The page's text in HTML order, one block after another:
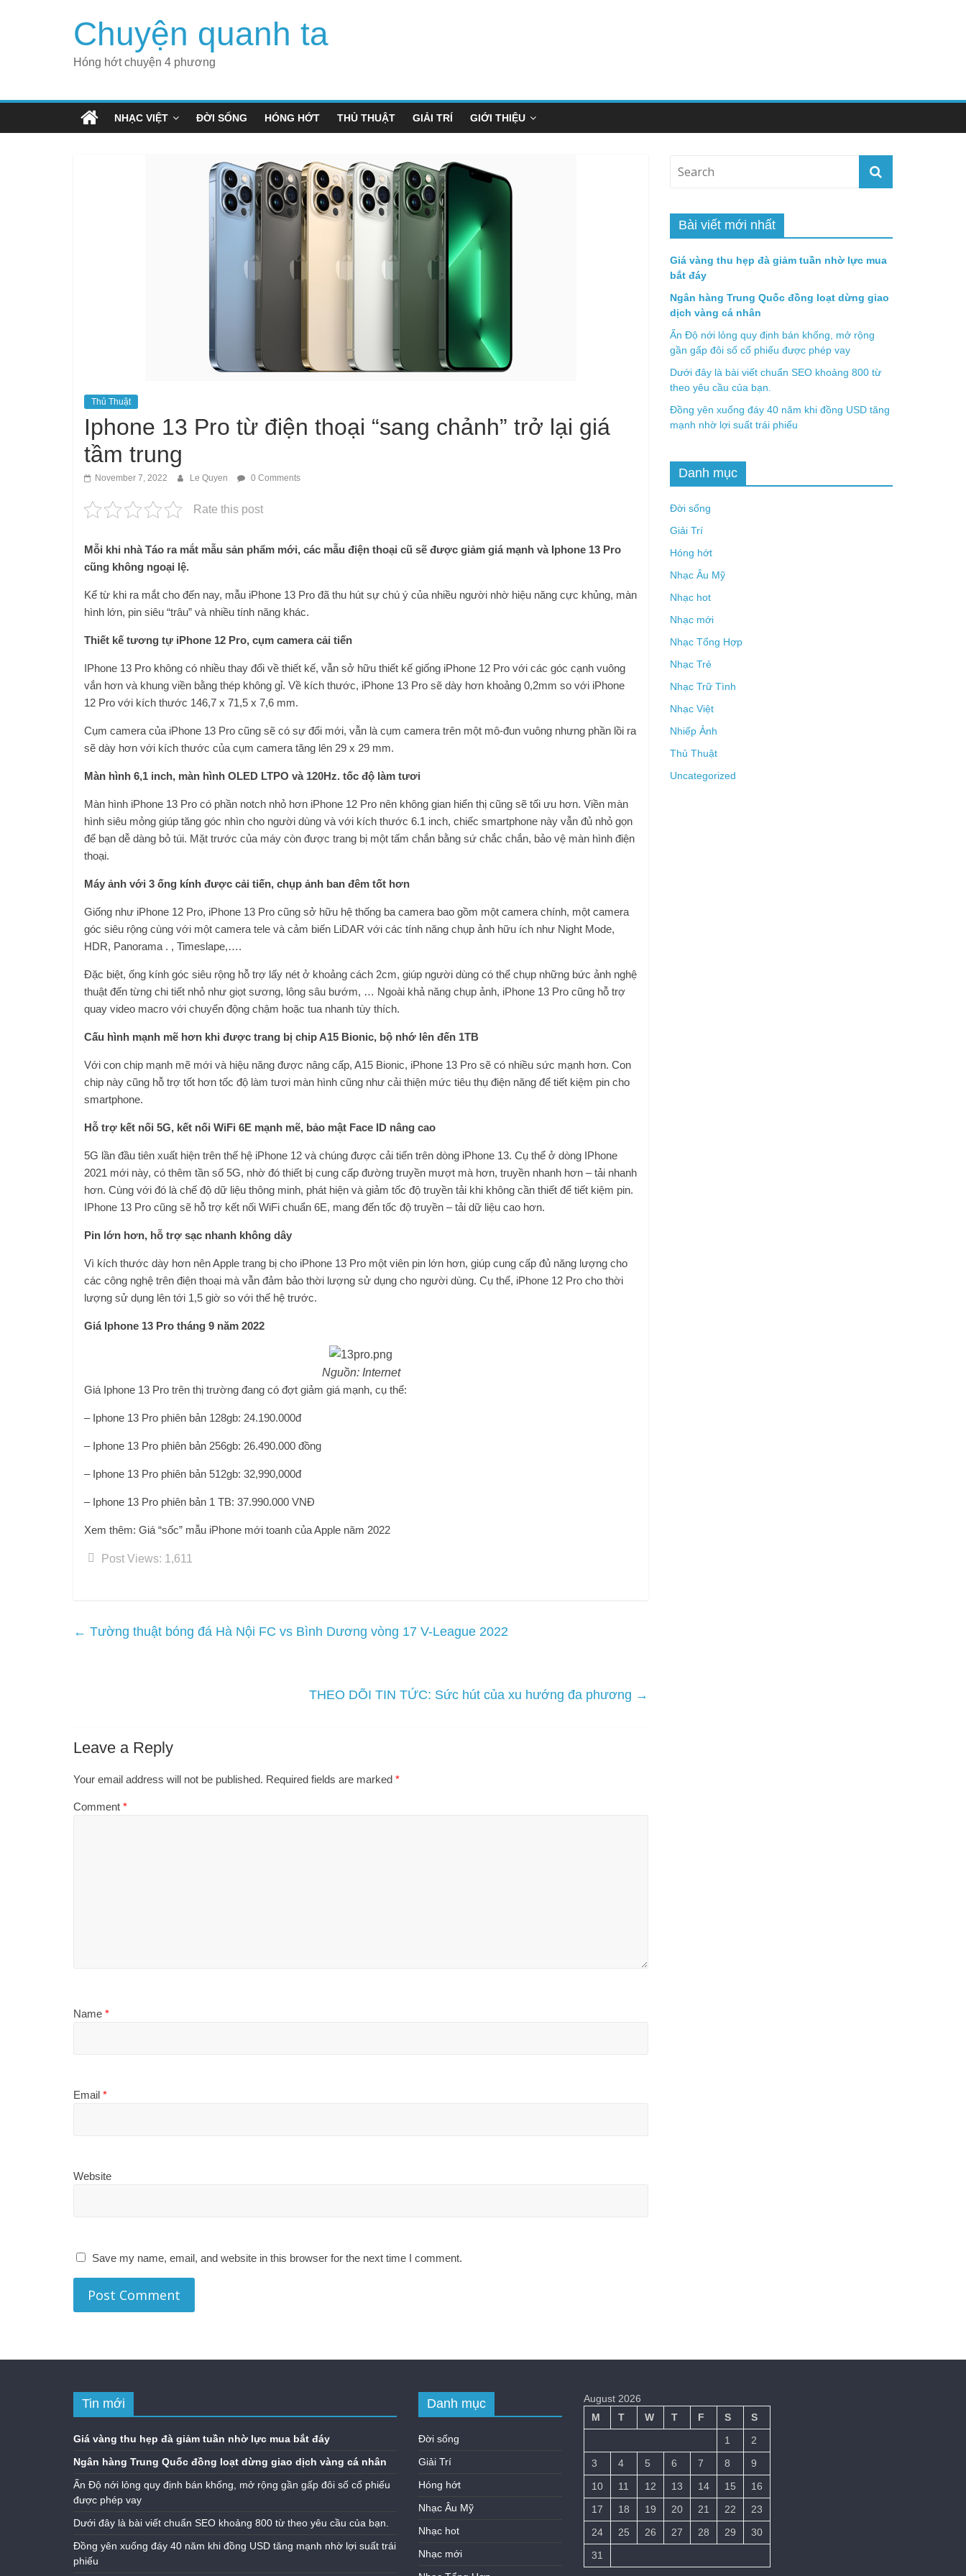
Chuyện quanh ta
Hóng hớt chuyện 4 phương
NHẠC VIỆT ĐỜI SỐNG HÓNG HỚT THỦ THUẬT GIẢI TRÍ GIỚI THIỆU
Thủ Thuật
Iphone 13 Pro từ điện thoại “sang chảnh” trở lại giá
tầm trung
November 7, 2022 Le Quyen 0 Comments
Rate this post
Mỗi khi nhà Táo ra mắt mẫu sản phẩm mới, các mẫu điện thoại cũ sẽ được giảm giá mạnh và Iphone 13 Pro
cũng không ngoại lệ.
Kể từ khi ra mắt cho đến nay, mẫu iPhone 13 Pro đã thu hút sự chú ý của nhiều người nhờ hiệu năng cực khủng, màn
hình lớn, pin siêu “trâu” và nhiều tính năng khác.
Thiết kế tương tự iPhone 12 Pro, cụm camera cải tiến
IPhone 13 Pro không có nhiều thay đổi về thiết kế, vẫn sở hữu thiết kế giống iPhone 12 Pro với các góc cạnh vuông
vắn hơn và khung viền bằng thép không gỉ. Về kích thước, iPhone 13 Pro sẽ dày hơn khoảng 0,2mm so với iPhone
12 Pro với kích thước 146,7 x 71,5 x 7,6 mm.
Cụm camera của iPhone 13 Pro cũng sẽ có sự đổi mới, vẫn là cụm camera trên một mô-đun vuông nhưng phần lồi ra
sẽ dày hơn với kích thước của cụm camera tăng lên 29 x 29 mm.
Màn hình 6,1 inch, màn hình OLED LTPO và 120Hz. tốc độ làm tươi
Màn hình iPhone 13 Pro có phần notch nhỏ hơn iPhone 12 Pro nên không gian hiển thị cũng sẽ tối ưu hơn. Viền màn
hình siêu mỏng giúp tăng góc nhìn cho người dùng và với kích thước 6.1 inch, chiếc smartphone này vẫn đủ nhỏ gọn
để bạn dễ dàng bỏ túi. Mặt trước của máy còn được trang bị một tấm chắn bằng sứ chắc chắn, bảo vệ màn hình điện
thoại.
Máy ảnh với 3 ống kính được cải tiến, chụp ảnh ban đêm tốt hơn
Giống như iPhone 12 Pro, iPhone 13 Pro cũng sở hữu hệ thống ba camera bao gồm một camera chính, một camera
góc siêu rộng cùng với một camera tele và cảm biến LiDAR với các tính năng chụp ảnh hữu ích như Night Mode,
HDR, Panorama . , Timeslape,….
Đặc biệt, ống kính góc siêu rộng hỗ trợ lấy nét ở khoảng cách 2cm, giúp người dùng có thể chụp những bức ảnh nghệ
thuật đến từng chi tiết nhỏ như giọt sương, lông sâu bướm, … Ngoài khả năng chụp ảnh, iPhone 13 Pro cũng hỗ trợ
quay video macro với chuyển động chậm hoặc tua nhanh tùy thích.
Cấu hình mạnh mẽ hơn khi được trang bị chip A15 Bionic, bộ nhớ lên đến 1TB
Với con chip mạnh mẽ mới và hiệu năng được nâng cấp, A15 Bionic, iPhone 13 Pro sẽ có nhiều sức mạnh hơn. Con
chip này cũng hỗ trợ tốt hơn tốc độ làm tươi màn hình cũng như cải thiện mức tiêu thụ điện năng để tiết kiệm pin cho
smartphone.
Hỗ trợ kết nối 5G, kết nối WiFi 6E mạnh mẽ, bảo mật Face ID nâng cao
5G lần đầu tiên xuất hiện trên thế hệ iPhone 12 và chúng được cải tiến trên dòng iPhone 13. Cụ thể ở dòng IPhone
2021 mới này, có thêm tần số 5G, nhờ đó thiết bị cung cấp đường truyền mượt mà hơn, truyền nhanh hơn – tải nhanh
hơn. Cùng với đó là chế độ dữ liệu thông minh, phát hiện và giảm tốc độ truyền tải khi không cần thiết để tiết kiệm pin.
IPhone 13 Pro cũng sẽ hỗ trợ kết nối WiFi chuẩn 6E, mang đến tốc độ truyền – tải dữ liệu cao hơn.
Pin lớn hơn, hỗ trợ sạc nhanh không dây
Vì kích thước dày hơn nên Apple trang bị cho iPhone 13 Pro một viên pin lớn hơn, giúp cung cấp đủ năng lượng cho
các công nghệ trên điện thoại mà vẫn đảm bảo thời lượng sử dụng cho người dùng. Cụ thể, iPhone 12 Pro cho thời
lượng sử dụng lên tới 1,5 giờ so với thế hệ trước.
Giá Iphone 13 Pro tháng 9 năm 2022
Nguồn: Internet
Giá Iphone 13 Pro trên thị trường đang có đợt giảm giá mạnh, cụ thể:
– Iphone 13 Pro phiên bản 128gb: 24.190.000đ
– Iphone 13 Pro phiên bản 256gb: 26.490.000 đồng
– Iphone 13 Pro phiên bản 512gb: 32,990,000đ
– Iphone 13 Pro phiên bản 1 TB: 37.990.000 VNĐ
Xem thêm: Giá “sốc” mẫu iPhone mới toanh của Apple năm 2022
Post Views: 1,611
← Tường thuật bóng đá Hà Nội FC vs Bình Dương vòng 17 V-League 2022
THEO DÕI TIN TỨC: Sức hút của xu hướng đa phương →
Leave a Reply
Your email address will not be published. Required fields are marked *
Comment *
Name *
Email *
Website
Save my name, email, and website in this browser for the next time I comment.
Bài viết mới nhất
Giá vàng thu hẹp đà giảm tuần nhờ lực mua
bắt đáy
Ngân hàng Trung Quốc đồng loạt dừng giao
dịch vàng cá nhân
Ấn Độ nới lỏng quy định bán khống, mở rộng
gần gấp đôi số cổ phiếu được phép vay
Dưới đây là bài viết chuẩn SEO khoảng 800 từ
theo yêu cầu của bạn.
Đồng yên xuống đáy 40 năm khi đồng USD tăng
mạnh nhờ lợi suất trái phiếu
Danh mục
Đời sống
Giải Trí
Hóng hớt
Nhạc Âu Mỹ
Nhạc hot
Nhạc mới
Nhạc Tổng Hợp
Nhạc Trẻ
Nhạc Trữ Tình
Nhạc Việt
Nhiếp Ảnh
Thủ Thuật
Uncategorized
Tin mới
Giá vàng thu hẹp đà giảm tuần nhờ lực mua bắt đáy
Ngân hàng Trung Quốc đồng loạt dừng giao dịch vàng cá nhân
Ấn Độ nới lỏng quy định bán khống, mở rộng gần gấp đôi số cổ phiếu
được phép vay
Dưới đây là bài viết chuẩn SEO khoảng 800 từ theo yêu cầu của bạn.
Đồng yên xuống đáy 40 năm khi đồng USD tăng mạnh nhờ lợi suất trái
phiếu
Danh mục
Đời sống
Giải Trí
Hóng hớt
Nhạc Âu Mỹ
Nhạc hot
Nhạc mới
August 2026
M
T W T F S
S
1
2
3
4 5 6 7 8
9
10
11 12 13 14 15
16
17
18 19 20 21 22
23
24
25 26 27 28 29
30
31